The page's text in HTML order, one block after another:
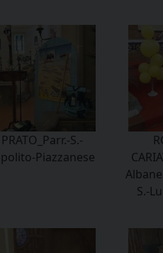
PRATO_Parr.-S.-
Piazzanese
S.-